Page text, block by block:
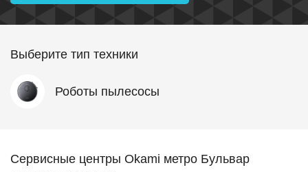
Выберите тип техники
Роботы пылесосы
Сервисные центры Okami метро Бульвар